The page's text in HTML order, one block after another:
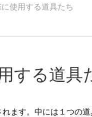
に使用する道具たち
する道具
ます。中には１つの